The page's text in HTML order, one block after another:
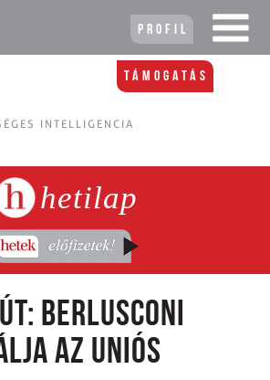
Profil
Támogatás
INTELLIGENCIA
hetilap
Berlusconi
az uniós